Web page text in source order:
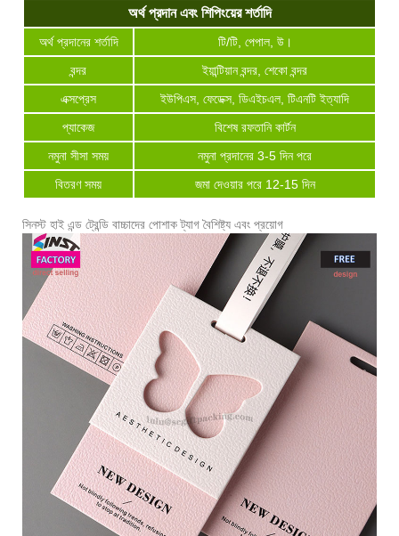
অর্থ প্রদান এবং শিপিংয়ের শর্তাদি
অর্থ প্রদানের শর্তাদি
টি/টি, পেপাল, উ।
বন্দর
ইয়ান্টিয়ান বন্দর, শেকো বন্দর
এক্সপ্রেস
ইউপিএস, ফেডেক্স, ডিএইচএল, টিএনটি ইত্যাদি
প্যাকেজ
বিশেষ রফতানি কার্টন
নমুনা সীসা সময়
নমুনা প্রদানের 3-5 দিন পরে
বিতরণ সময়
জমা দেওয়ার পরে 12-15 দিন
সিনস্ট হাই এন্ড ট্রেন্ডি বাচ্চাদের পোশাক ট্যাগ বৈশিষ্ট্য এবং প্রয়োগ